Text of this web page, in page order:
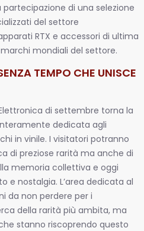
di una selezione
del settore
RTX e accessori di ultima
mondiali del settore.
TEMPO CHE UNISCE
di settembre torna la
dedicata agli
in vinile. I visitatori potranno
di preziose rarità ma anche di
memoria collettiva e oggi
nostalgia. L’area dedicata al
da non perdere per i
della rarità più ambita, ma
stanno riscoprendo questo